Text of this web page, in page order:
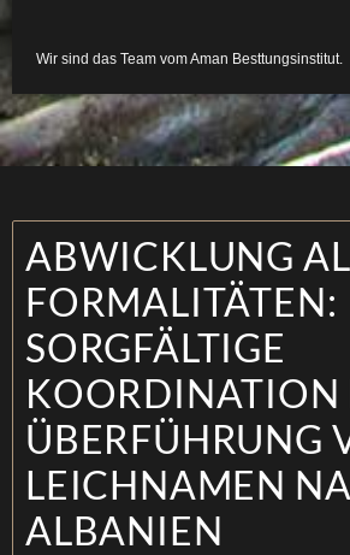
Wir sind das Team vom Aman Besttungsinstitut.
ABWICKLUNG
FORMALITÄTEN:
SORGFÄLTIGE
KOORDINATION
ÜBERFÜHRUNG
LEICHNAMEN
ALBANIEN